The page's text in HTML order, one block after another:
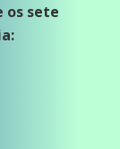
os sete